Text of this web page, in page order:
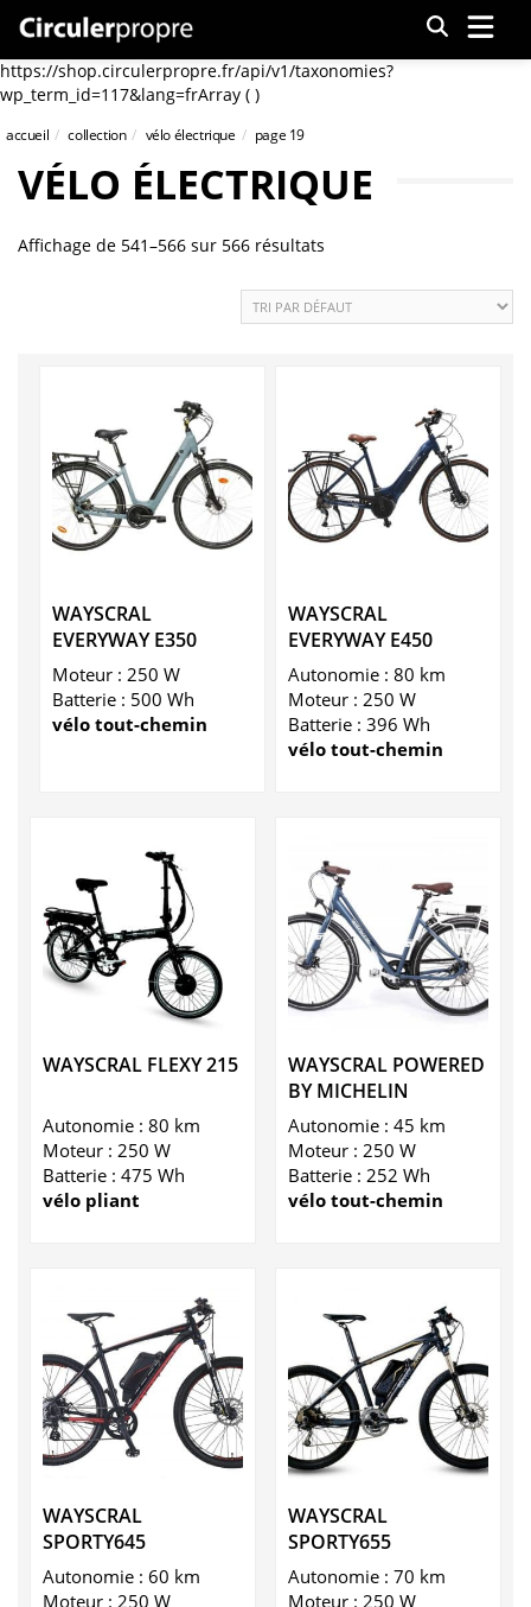
Menu
https://shop.circulerpropre.fr/api/v1/taxonomies?
wp_term_id=117&lang=frArray ( )
accueil collection vélo électrique page 19
VÉLO ÉLECTRIQUE
Affichage de 541–566 sur 566 résultats
WAYSCRAL
EVERYWAY E350
Moteur : 250 W
Batterie : 500 Wh
vélo tout-chemin
WAYSCRAL
EVERYWAY E450
Autonomie : 80 km
Moteur : 250 W
Batterie : 396 Wh
vélo tout-chemin
WAYSCRAL FLEXY 215
Autonomie : 80 km
Moteur : 250 W
Batterie : 475 Wh
vélo pliant
WAYSCRAL POWERED
BY MICHELIN
Autonomie : 45 km
Moteur : 250 W
Batterie : 252 Wh
vélo tout-chemin
WAYSCRAL
SPORTY645
Autonomie : 60 km
Moteur : 250 W
WAYSCRAL
SPORTY655
Autonomie : 70 km
Moteur : 250 W